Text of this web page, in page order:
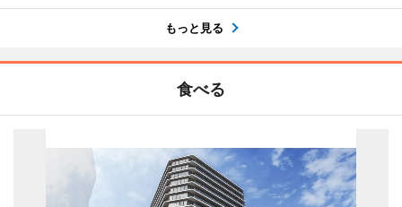
もっと見る
食べる